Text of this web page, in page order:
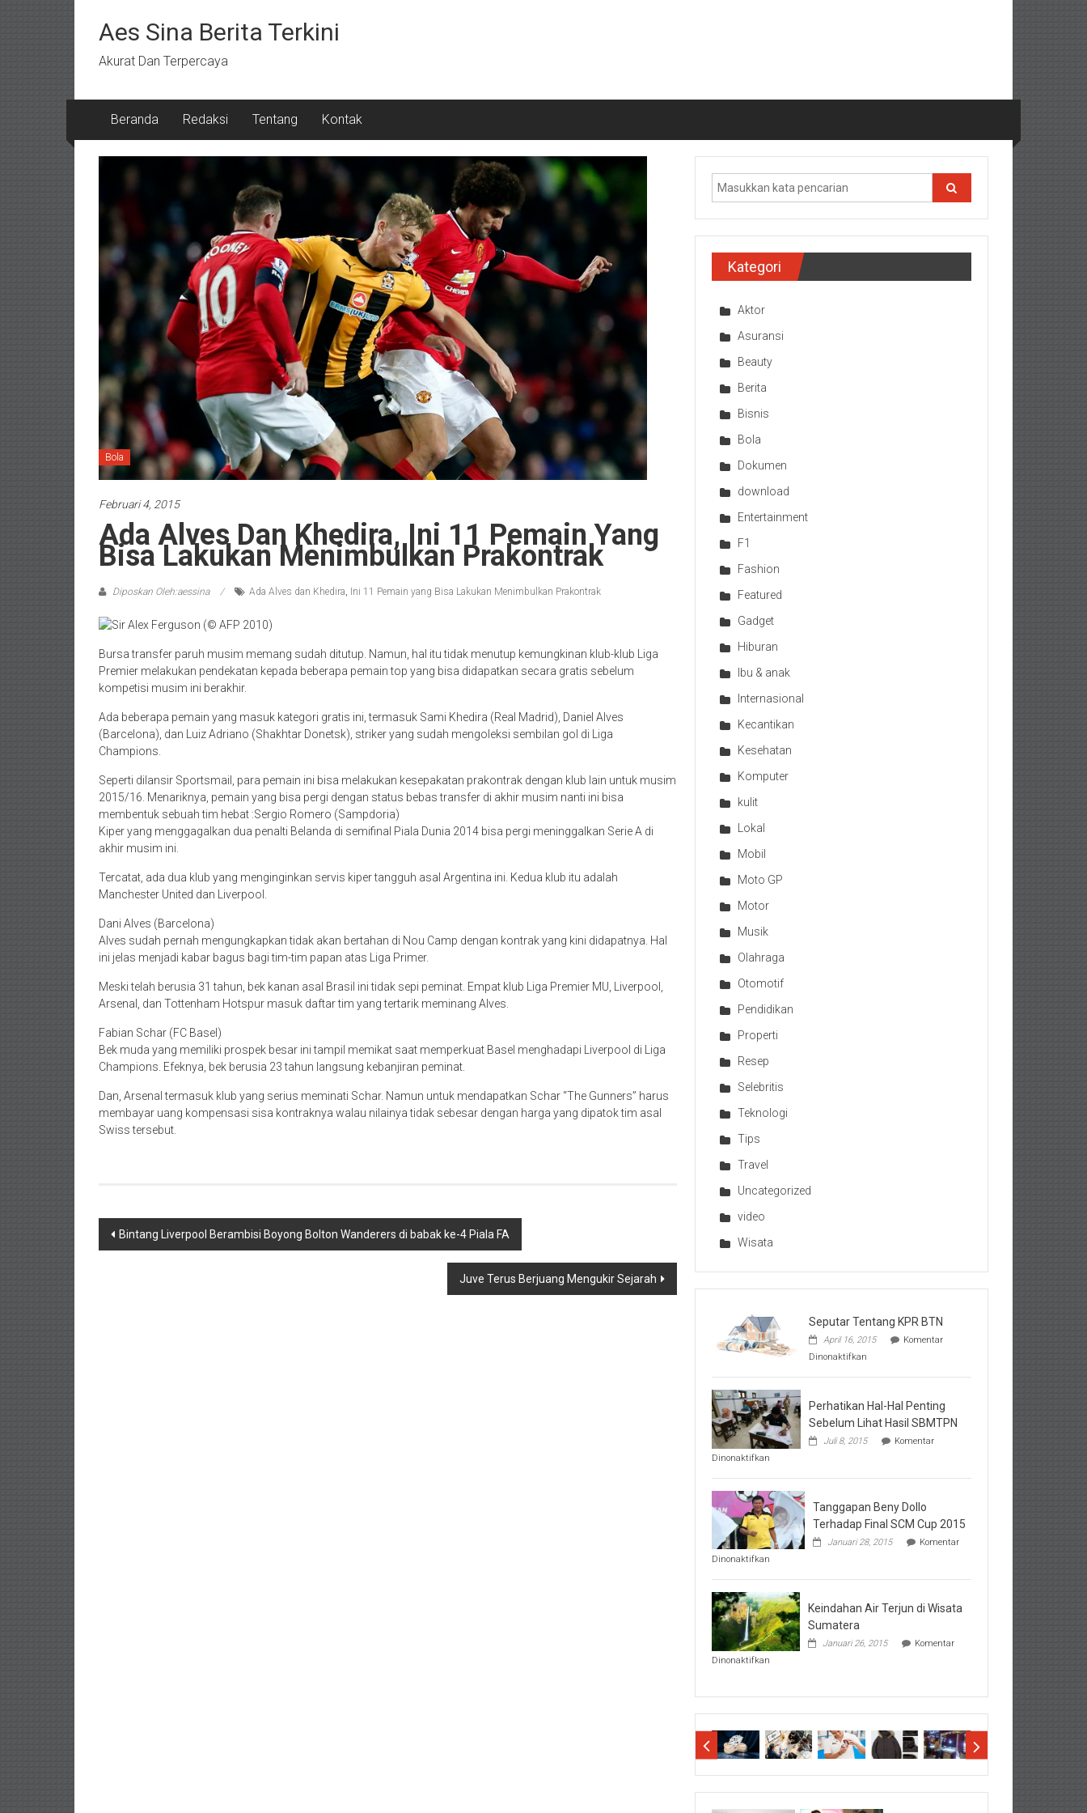
kontenAes Sina Berita Terkini
Akurat Dan Terpercaya
Beranda Redaksi Tentang Kontak
Bola
Februari 4, 2015
Ada Alves Dan Khedira, Ini 11 Pemain Yang
Bisa Lakukan Menimbulkan Prakontrak
Diposkan Oleh:aessina Ada Alves dan Khedira, Ini 11 Pemain yang Bisa Lakukan Menimbulkan Prakontrak
Bursa transfer paruh musim memang sudah ditutup. Namun, hal itu tidak menutup kemungkinan klub-klub Liga
Premier melakukan pendekatan kepada beberapa pemain top yang bisa didapatkan secara gratis sebelum
kompetisi musim ini berakhir.
Ada beberapa pemain yang masuk kategori gratis ini, termasuk Sami Khedira (Real Madrid), Daniel Alves
(Barcelona), dan Luiz Adriano (Shakhtar Donetsk), striker yang sudah mengoleksi sembilan gol di Liga
Champions.
Seperti dilansir Sportsmail, para pemain ini bisa melakukan kesepakatan prakontrak dengan klub lain untuk musim
2015/16. Menariknya, pemain yang bisa pergi dengan status bebas transfer di akhir musim nanti ini bisa
membentuk sebuah tim hebat :Sergio Romero (Sampdoria)
Kiper yang menggagalkan dua penalti Belanda di semifinal Piala Dunia 2014 bisa pergi meninggalkan Serie A di
akhir musim ini.
Tercatat, ada dua klub yang menginginkan servis kiper tangguh asal Argentina ini. Kedua klub itu adalah
Manchester United dan Liverpool.
Dani Alves (Barcelona)
Alves sudah pernah mengungkapkan tidak akan bertahan di Nou Camp dengan kontrak yang kini didapatnya. Hal
ini jelas menjadi kabar bagus bagi tim-tim papan atas Liga Primer.
Meski telah berusia 31 tahun, bek kanan asal Brasil ini tidak sepi peminat. Empat klub Liga Premier MU, Liverpool,
Arsenal, dan Tottenham Hotspur masuk daftar tim yang tertarik meminang Alves.
Fabian Schar (FC Basel)
Bek muda yang memiliki prospek besar ini tampil memikat saat memperkuat Basel menghadapi Liverpool di Liga
Champions. Efeknya, bek berusia 23 tahun langsung kebanjiran peminat.
Dan, Arsenal termasuk klub yang serius meminati Schar. Namun untuk mendapatkan Schar “The Gunners” harus
membayar uang kompensasi sisa kontraknya walau nilainya tidak sebesar dengan harga yang dipatok tim asal
Swiss tersebut.
Navigasi
Bintang Liverpool Berambisi Boyong Bolton Wanderers di babak ke-4 Piala FA
Juve Terus Berjuang Mengukir Sejarah
Kategori
Aktor
Asuransi
Beauty
Berita
Bisnis
Bola
Dokumen
download
Entertainment
F1
Fashion
Featured
Gadget
Hiburan
Ibu & anak
Internasional
Kecantikan
Kesehatan
Komputer
kulit
Lokal
Mobil
Moto GP
Motor
Musik
Olahraga
Otomotif
Pendidikan
Properti
Resep
Selebritis
Teknologi
Tips
Travel
Uncategorized
video
Wisata
Seputar Tentang KPR BTN
April 16, 2015
Komentar
Dinonaktifkan
Tentang
BTN
Perhatikan Hal-Hal Penting
Sebelum Lihat Hasil SBMTPN
Juli 8, 2015
Komentar
Dinonaktifkan
Hal-
Hal
Penting
Sebelum
Lihat
Hasil
Tanggapan Beny Dollo
Terhadap Final SCM Cup 2015
Januari 28, 2015
Komentar
Dinonaktifkan
Beny
Dollo
Terhadap
Final
SCM
Cup
Keindahan Air Terjun di Wisata
Sumatera
Januari 26, 2015
Komentar
Dinonaktifkan
Terjun
Sumatera